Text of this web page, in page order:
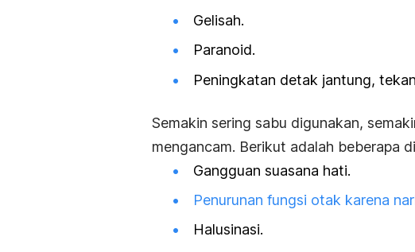
Gelisah.
Paranoid.
Peningkatan detak jantung,
Semakin sering sabu digunakan,
mengancam. Berikut adalah beberapa
Gangguan suasana hati.
Penurunan fungsi otak karena
Halusinasi.